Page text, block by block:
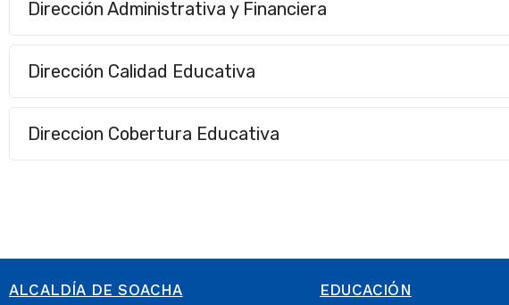
Dirección Administrativa y Financiera
Dirección Calidad Educativa
Direccion Cobertura Educativa
ALCALDÍA DE SOACHA EDUCACIÓN